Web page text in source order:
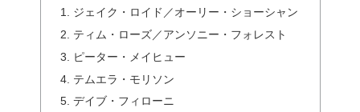
ジェイク・ロイド／オーリー・ショーシャン
ティム・ローズ／アンソニー・フォレスト
ピーター・メイヒュー
テムエラ・モリソン
デイブ・フィローニ